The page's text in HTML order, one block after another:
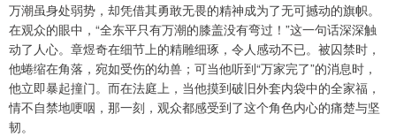
万潮虽身处弱势，却凭借其勇敢无畏的精神成为了无可撼动的旗帜。
在观众的眼中，“全东平只有万潮的膝盖没有弯过！”这一句话深深触
动了人心。章煜奇在细节上的精雕细琢，令人感动不已。被囚禁时，
他蜷缩在角落，宛如受伤的幼兽；可当他听到“万家完了”的消息时，
他立即暴起撞门。而在法庭上，当他摸到破旧外套内袋中的全家福，
情不自禁地哽咽，那一刻，观众都感受到了这个角色内心的痛楚与坚
韧。